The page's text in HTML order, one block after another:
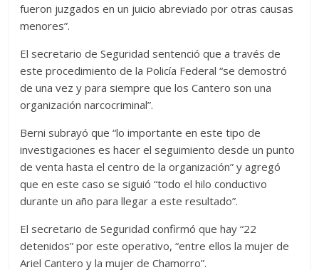
fueron juzgados en un juicio abreviado por otras causas
menores”.
El secretario de Seguridad sentenció que a través de
este procedimiento de la Policía Federal “se demostró
de una vez y para siempre que los Cantero son una
organización narcocriminal”.
Berni subrayó que “lo importante en este tipo de
investigaciones es hacer el seguimiento desde un punto
de venta hasta el centro de la organización” y agregó
que en este caso se siguió “todo el hilo conductivo
durante un año para llegar a este resultado”.
El secretario de Seguridad confirmó que hay “22
detenidos” por este operativo, “entre ellos la mujer de
Ariel Cantero y la mujer de Chamorro”.